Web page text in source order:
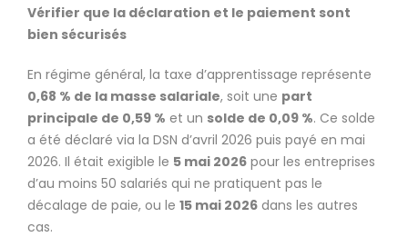
Vérifier que la déclaration et le paiement sont
bien sécurisés
En régime général, la taxe d’apprentissage représente
0,68 % de la masse salariale, soit une part
principale de 0,59 % et un solde de 0,09 %. Ce solde
a été déclaré via la DSN d’avril 2026 puis payé en mai
2026. Il était exigible le 5 mai 2026 pour les entreprises
d’au moins 50 salariés qui ne pratiquent pas le
décalage de paie, ou le 15 mai 2026 dans les autres
cas.